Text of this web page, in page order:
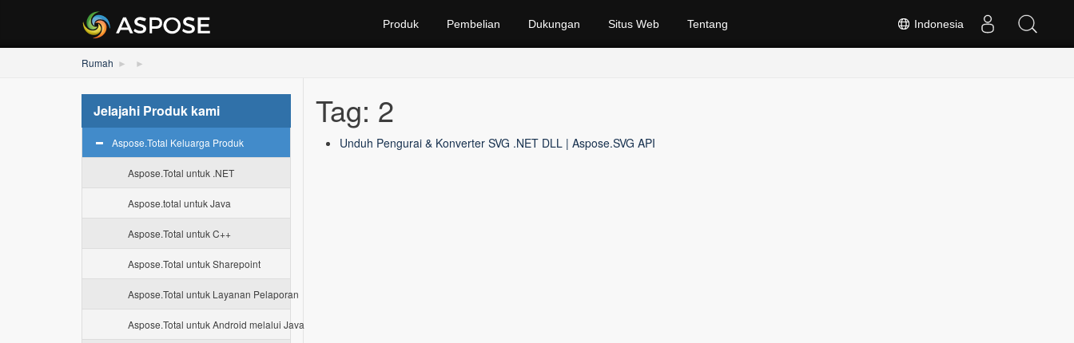
Indonesia
Produk Pembelian Dukungan Situs Web Tentang
Rumah
Jelajahi Produk kami
Aspose.Total Keluarga Produk
Aspose.Total untuk .NET
Aspose.total untuk Java
Aspose.Total untuk C++
Aspose.Total untuk Sharepoint
Aspose.Total untuk Layanan Pelaporan
Aspose.Total untuk Android melalui Java
Tag: 2
Unduh Pengurai & Konverter SVG .NET DLL | Aspose.SVG API